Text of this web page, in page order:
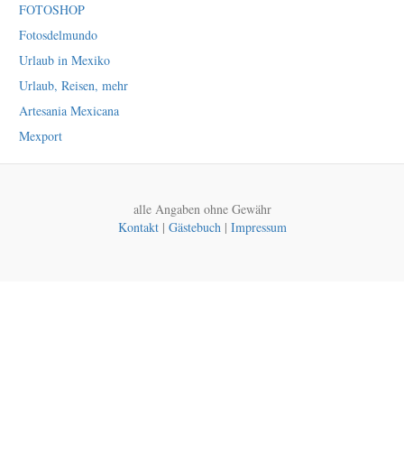
FOTOSHOP
Fotosdelmundo
Urlaub in Mexiko
Urlaub, Reisen, mehr
Artesania Mexicana
Mexport
alle Angaben ohne Gewähr
Kontakt| Gästebuch| Impressum